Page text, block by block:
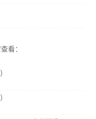
看：